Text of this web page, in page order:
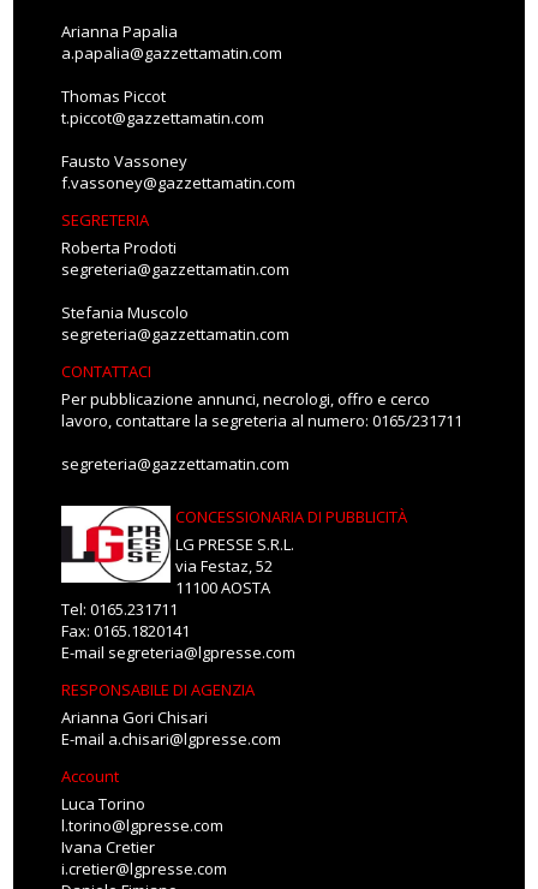
Arianna Papalia
a.papalia@gazzettamatin.com
Thomas Piccot
t.piccot@gazzettamatin.com
Fausto Vassoney
f.vassoney@gazzettamatin.com
SEGRETERIA
Roberta Prodoti
segreteria@gazzettamatin.com
Stefania Muscolo
segreteria@gazzettamatin.com
CONTATTACI
Per pubblicazione annunci, necrologi, offro e cerco
lavoro, contattare la segreteria al numero: 0165/231711
segreteria@gazzettamatin.com
CONCESSIONARIA DI PUBBLICITÀ
LG PRESSE S.R.L.
via Festaz, 52
11100 AOSTA
Tel: 0165.231711
Fax: 0165.1820141
E-mail segreteria@lgpresse.com
RESPONSABILE DI AGENZIA
Arianna Gori Chisari
E-mail a.chisari@lgpresse.com
Account
Luca Torino
l.torino@lgpresse.com
Ivana Cretier
i.cretier@lgpresse.com